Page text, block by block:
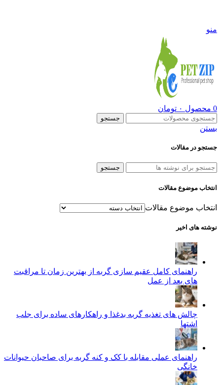
منو
0 محصول ۰ تومان
جستجو
بستن
جستجو در مقالات
جستجو
انتخاب موضوع مقالات
انتخاب موضوع مقالات
نوشته های اخیر
راهنمای کامل عقیم سازی گربه از بهترین زمان تا مراقبت‌
های بعد از عمل
چالش‌ های تغذیه گربه بدغذا و راهکارهای ساده برای جلب
اشتها
راهنمای عملی مقابله با کک و کنه گربه برای صاحبان حیوانات
خانگی